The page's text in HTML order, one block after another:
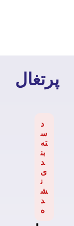
پرتغال
د
س
ته‌
بن
د
ی
ن
ش
د
ه